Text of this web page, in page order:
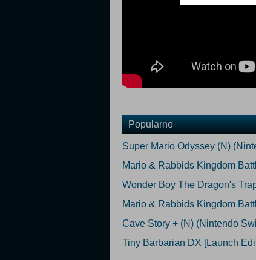
Popularno
Super Mario Odyssey (N)
Mario & Rabbids Kingdom
Wonder Boy The Dragon's
Mario & Rabbids Kingdom
Cave Story + (N) (Nintendo
Tiny Barbarian DX [Launch